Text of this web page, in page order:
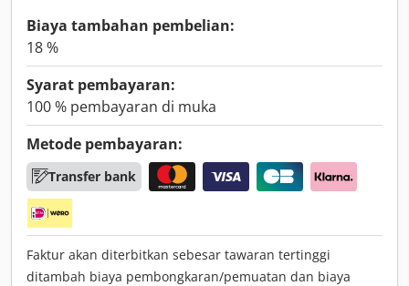
Biaya tambahan pembelian:
18 %
Syarat pembayaran:
100 % pembayaran di muka
Metode pembayaran:
Transfer bank
Faktur akan diterbitkan sebesar tawaran tertinggi
ditambah biaya pembongkaran/pemuatan dan biaya